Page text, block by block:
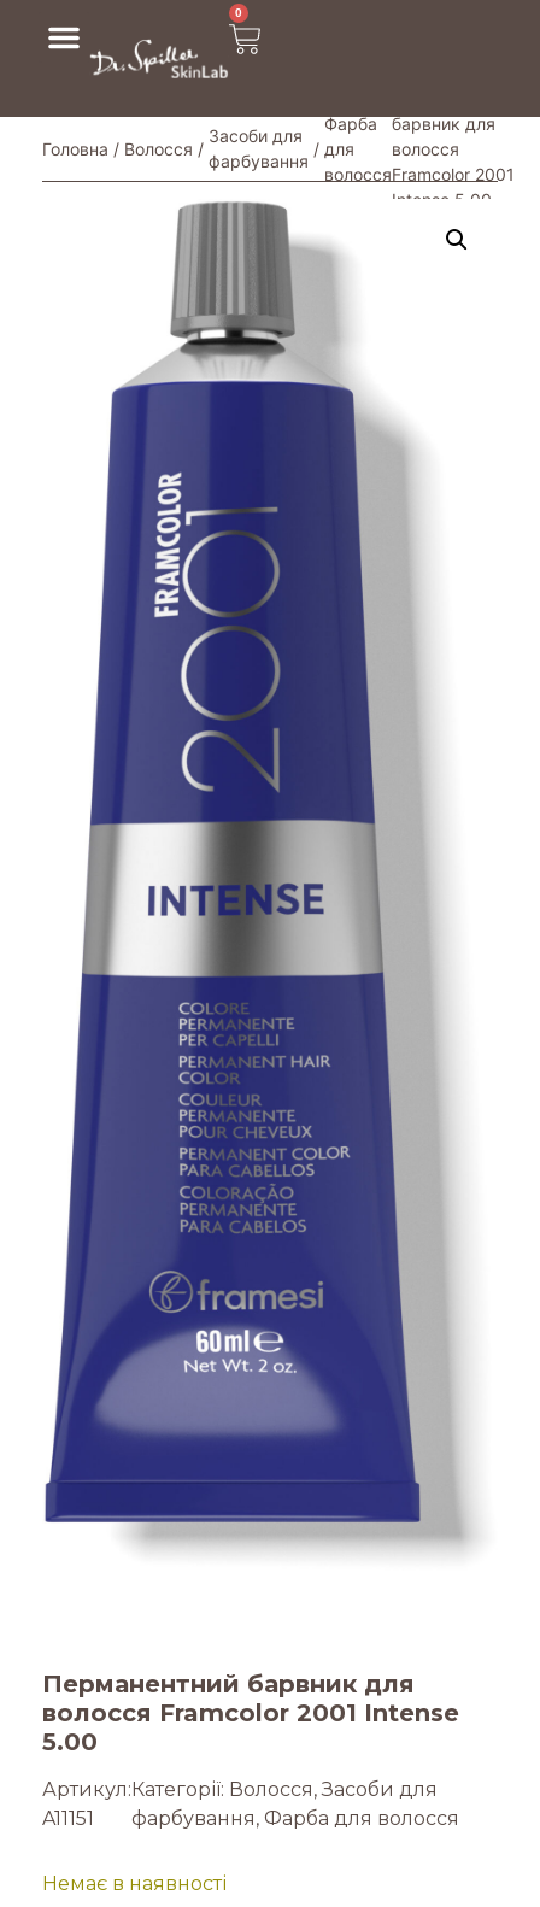
0
Головна / Волосся /
Засоби для
фарбування
/
Фарба
для
волосся
барвник для
волосся
Framcolor 2001
Intense 5.00
Перманентний барвник для
волосся Framcolor 2001 Intense
5.00
Немає в наявності
Артикул:
A11151
Категорії: Волосся,Засоби для
фарбування, Фарба для волосся